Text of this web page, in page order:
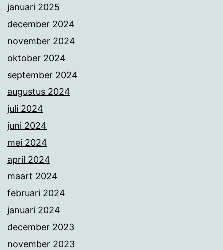
januari 2025
december 2024
november 2024
oktober 2024
september 2024
augustus 2024
juli 2024
juni 2024
mei 2024
april 2024
maart 2024
februari 2024
januari 2024
december 2023
november 2023